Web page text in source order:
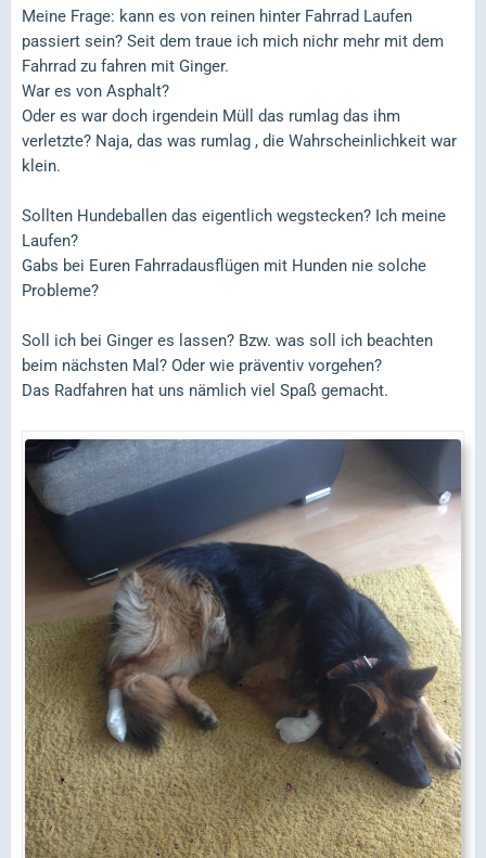
Meine Frage: kann es von reinen hinter Fahrrad Laufen
passiert sein? Seit dem traue ich mich nichr mehr mit dem
Fahrrad zu fahren mit Ginger.
War es von Asphalt?
Oder es war doch irgendein Müll das rumlag das ihm
verletzte? Naja, das was rumlag , die Wahrscheinlichkeit war
klein.
Sollten Hundeballen das eigentlich wegstecken? Ich meine
Laufen?
Gabs bei Euren Fahrradausflügen mit Hunden nie solche
Probleme?
Soll ich bei Ginger es lassen? Bzw. was soll ich beachten
beim nächsten Mal? Oder wie präventiv vorgehen?
Das Radfahren hat uns nämlich viel Spaß gemacht.